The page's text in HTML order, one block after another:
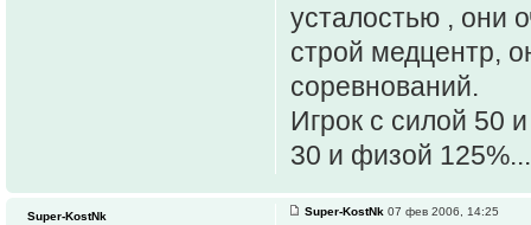
усталостью , они
строй медцентр,
соревнований.
Игрок с силой 50
30 и физой 125%...
Super-KostNk 07 фев 2006, 14:25
Super-KostNk